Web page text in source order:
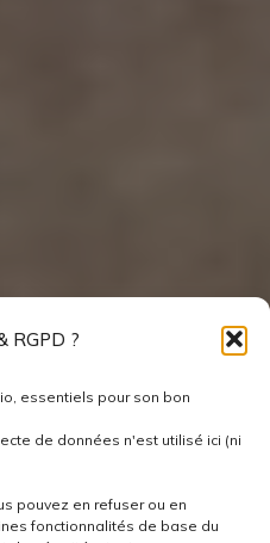
RGPD ?
essentiels pour son bon
de données n'est utilisé ici (ni
pouvez en refuser ou en
fonctionnalités de base du